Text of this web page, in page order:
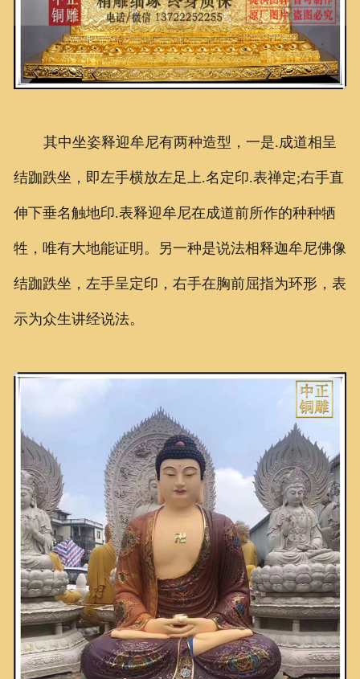
其中坐姿释迎牟尼有两种造型，一是.成道相呈
结跏跌坐，即左手横放左足上.名定印.表禅定;右手直
伸下垂名触地印.表释迎牟尼在成道前所作的种种牺
牲，唯有大地能证明。另一种是说法相释迦牟尼佛像
结跏跌坐，左手呈定印，右手在胸前屈指为环形，表
示为众生讲经说法。